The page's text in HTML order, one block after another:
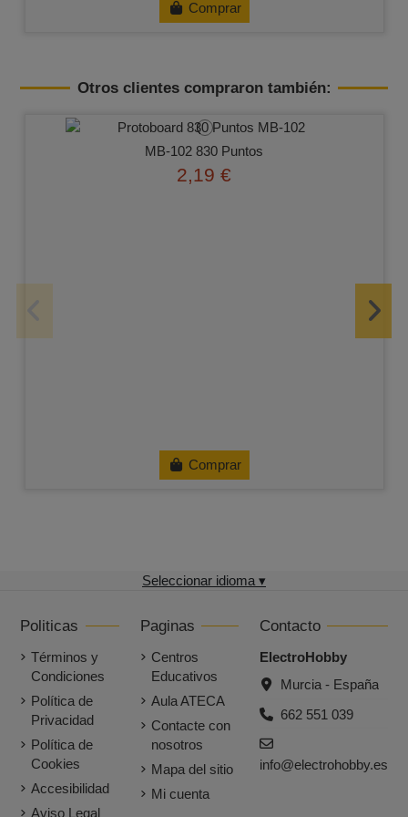
Comprar
Otros clientes compraron también:
MB-102 830 Puntos
2,19 €
Comprar
Seleccionar idioma ▾
Politicas
Términos y
Condiciones
Política de
Privacidad
Política de
Cookies
Accesibilidad
Aviso Legal
Paginas
Centros
Educativos
Aula ATECA
Contacte con
nosotros
Mapa del sitio
Mi cuenta
Contacto
ElectroHobby
Murcia - España
662 551 039
info@electrohobby.es